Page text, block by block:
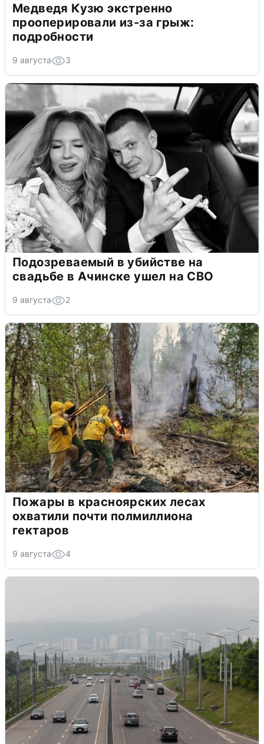
Медведя Кузю экстренно
прооперировали из-за грыж:
подробности
9 августа 3
Подозреваемый в убийстве на
свадьбе в Ачинске ушел на СВО
9 августа 2
Пожары в красноярских лесах
охватили почти полмиллиона
гектаров
9 августа 4